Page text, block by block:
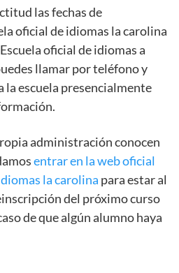
las fechas de
oficial de idiomas la carolina
oficial de idiomas a
llamar por teléfono y
la escuela presencialmente
administración conocen
entrar en la web oficial
la carolina para estar al
del próximo curso
de que algún alumno haya